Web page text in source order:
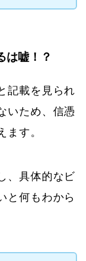
は嘘！？
記載を見られ
いため、信憑
ます。
、具体的なビ
と何もわから